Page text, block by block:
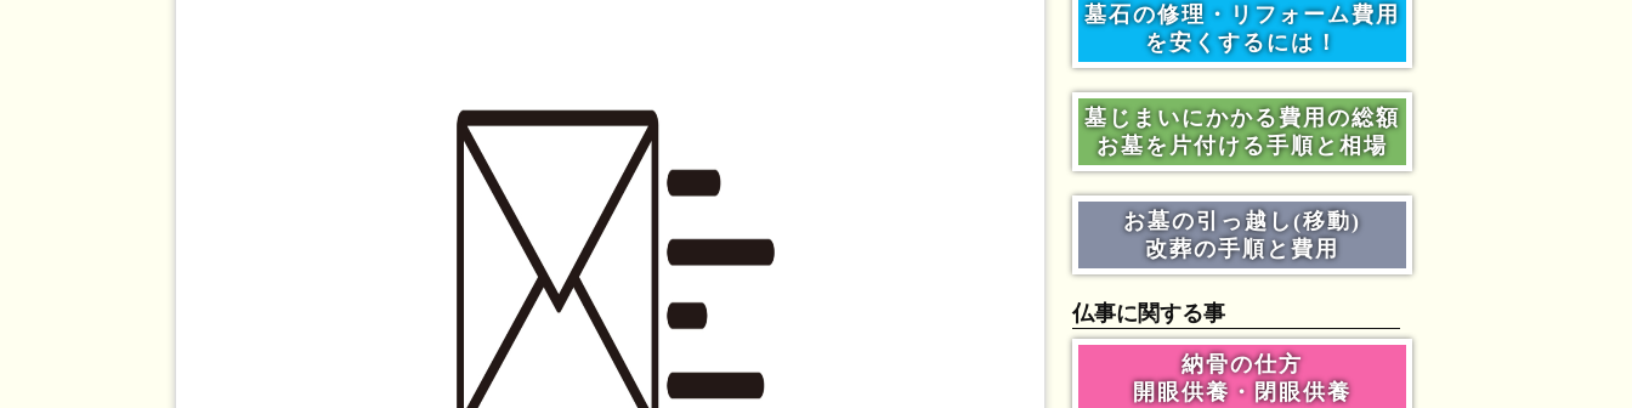
墓石の修理・リフォーム費用
を安くするには！
墓じまいにかかる費用の総額
お墓を片付ける手順と相場
お墓の引っ越し(移動)
改葬の手順と費用
仏事に関する事
納骨の仕方
開眼供養・閉眼供養